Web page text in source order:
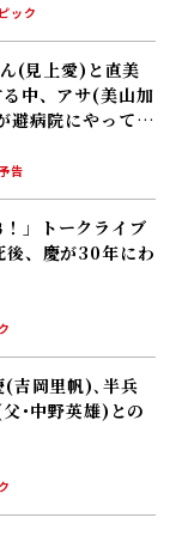
(吉岡里帆)､半兵
･中野英雄)との
の戦いで明智光
よいよ“天下へ
本看護のはじま